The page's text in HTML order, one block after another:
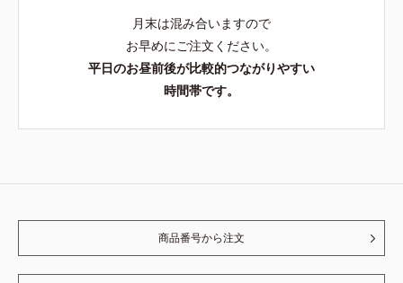
月末は混み合いますので
お早めにご注文ください。
平日のお昼前後が比較的つながりやすい
時間帯です。
商品番号から注文